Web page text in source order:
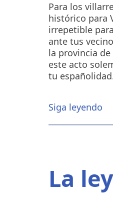
Para los
histórico para
irrepetible
ante tus
la provincia
este acto
tu
Siga leyendo
La